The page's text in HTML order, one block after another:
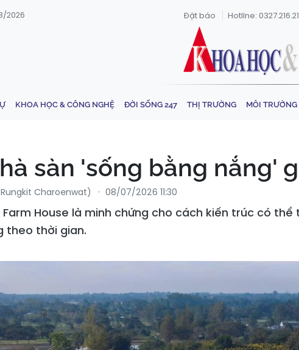
2026 Đặt báo Hotline:
KHOA HỌC & CÔNG NGHỆ ĐỜI SỐNG 247 THỊ TRƯỜNG MÔI TRƯỜNG
sàn 'sống bằng nắng'
Charoenwat) 08/07/2026 11:30
Farm House là minh chứng cho cách kiến trúc có
theo thời gian.